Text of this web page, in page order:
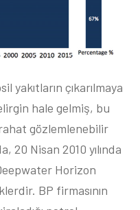
yakıtların çıkarılmaya
hale gelmiş, bu
gözlemlenebilir
20 Nisan 2010 yılında
Horizon
BP firmasının